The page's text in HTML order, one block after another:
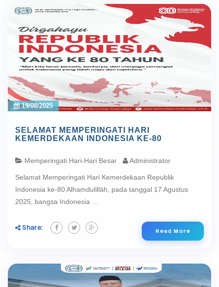
19/08/2025
SELAMAT MEMPERINGATI HARI
KEMERDEKAAN INDONESIA KE-80
Memperingati Hari-Hari Besar Administrator
Selamat Memperingati Hari Kemerdekaan Republik
Indonesia ke-80 Alhamdulillāh, pada tanggal 17 Agustus
2025, bangsa Indonesia …
Share: Read More